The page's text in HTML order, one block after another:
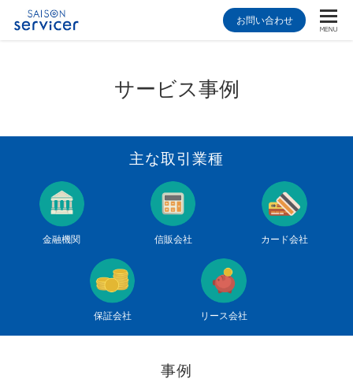
お問い合わせ
サービス事例
主な取引業種
金融機関 信販会社 カード会社
保証会社 リース会社
事例